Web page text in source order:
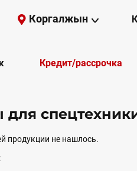
Коргалжын
Кредит/рассрочка
продукции не нашлось.